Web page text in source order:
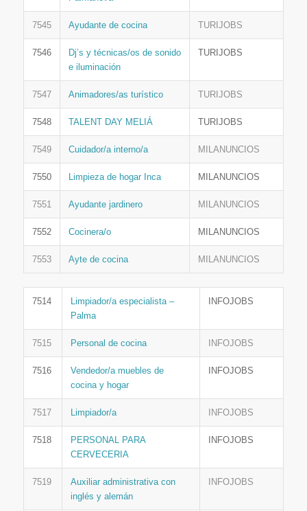
7545 Ayudante de cocina TURIJOBS
7546
Dj’s y técnicas/os de sonido
e iluminación
TURIJOBS
7547 Animadores/as turístico TURIJOBS
7548 TALENT DAY MELIÁ TURIJOBS
7549 Cuidador/a interno/a MILANUNCIOS
7550 Limpieza de hogar Inca MILANUNCIOS
7551 Ayudante jardinero MILANUNCIOS
7552 Cocinera/o MILANUNCIOS
7553 Ayte de cocina MILANUNCIOS
7514
Limpiador/a especialista –
Palma
INFOJOBS
7515 Personal de cocina INFOJOBS
7516
Vendedor/a muebles de
cocina y hogar
INFOJOBS
7517 Limpiador/a INFOJOBS
7518
PERSONAL PARA
CERVECERIA
INFOJOBS
7519
Auxiliar administrativa con
inglés y alemán
INFOJOBS